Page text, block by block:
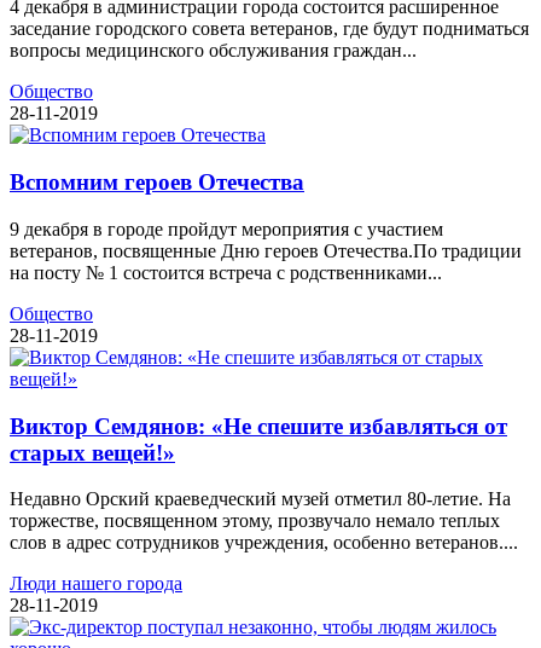
4 декабря в администрации города состоится расширенное
заседание городского совета ветеранов, где будут подниматься
вопросы медицинского обслуживания граждан...
Общество
28-11-2019
Вспомним героев Отечества
9 декабря в городе пройдут мероприятия с участием
ветеранов, посвященные Дню героев Отечества.По традиции
на посту № 1 состоится встреча с родственниками...
Общество
28-11-2019
Виктор Семдянов: «Не спешите избавляться от
старых вещей!»
Недавно Орский краеведческий музей отметил 80-летие. На
торжестве, посвященном этому, прозвучало немало теплых
слов в адрес сотрудников учреждения, особенно ветеранов....
Люди нашего города
28-11-2019